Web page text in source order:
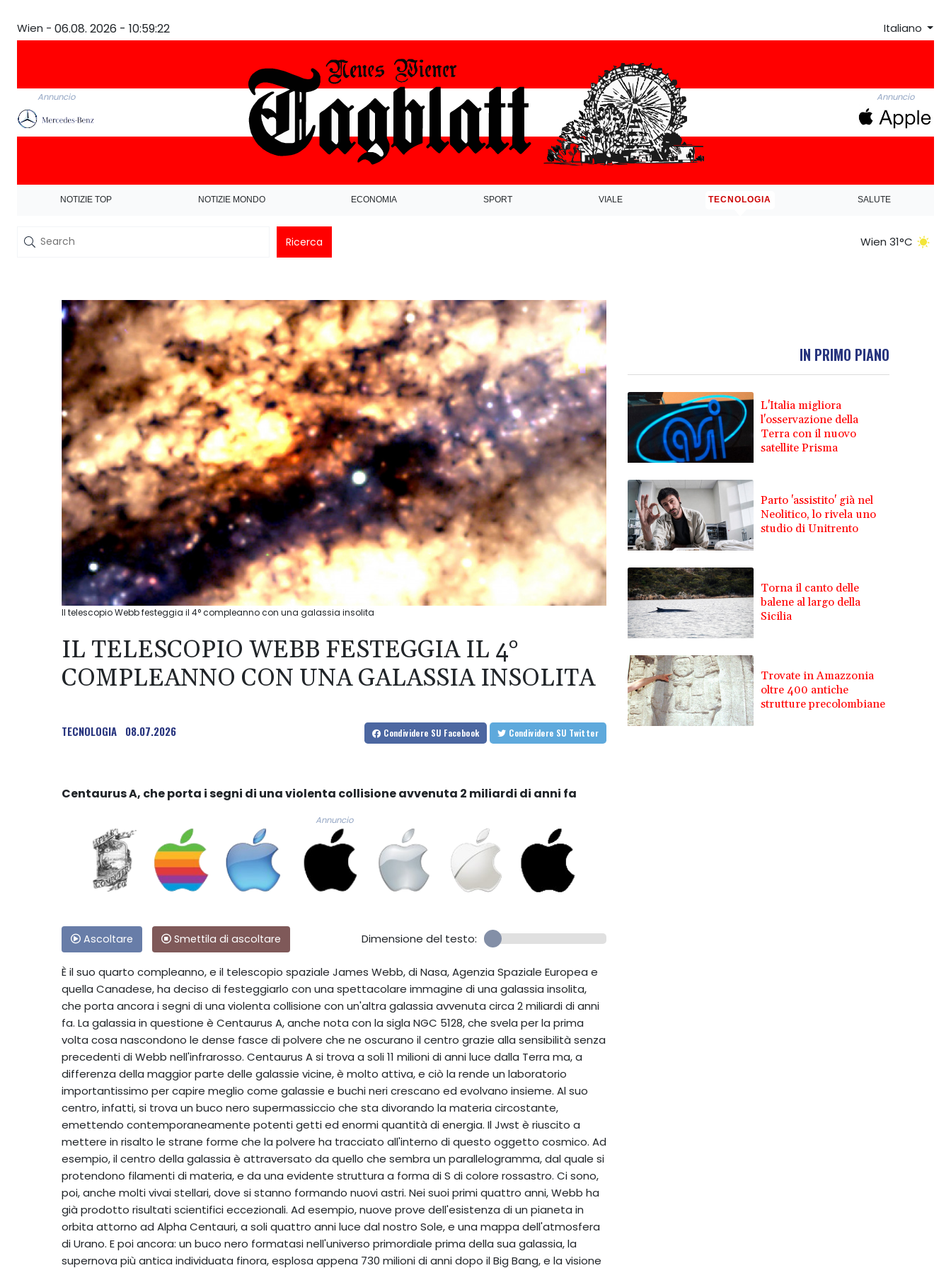
Wien - 06.08. 2026 - 10:59:23 Italiano
Annuncio Annuncio
NOTIZIE TOP NOTIZIE MONDO ECONOMIA SPORT VIALE TECNOLOGIA SALUTE
Ricerca Wien 31°C
Il telescopio Webb festeggia il 4° compleanno con una galassia insolita
IL TELESCOPIO WEBB FESTEGGIA IL 4°
COMPLEANNO CON UNA GALASSIA INSOLITA
TECNOLOGIA 08.07.2026 Condividere SU Facebook Condividere SU Twitter
Centaurus A, che porta i segni di una violenta collisione avvenuta 2 miliardi di anni fa
Annuncio
Ascoltare Smettila di ascoltare Dimensione del testo:
È il suo quarto compleanno, e il telescopio spaziale James Webb, di Nasa, Agenzia Spaziale Europea e
quella Canadese, ha deciso di festeggiarlo con una spettacolare immagine di una galassia insolita,
che porta ancora i segni di una violenta collisione con un'altra galassia avvenuta circa 2 miliardi di anni
fa. La galassia in questione è Centaurus A, anche nota con la sigla NGC 5128, che svela per la prima
volta cosa nascondono le dense fasce di polvere che ne oscurano il centro grazie alla sensibilità senza
precedenti di Webb nell'infrarosso. Centaurus A si trova a soli 11 milioni di anni luce dalla Terra ma, a
differenza della maggior parte delle galassie vicine, è molto attiva, e ciò la rende un laboratorio
importantissimo per capire meglio come galassie e buchi neri crescano ed evolvano insieme. Al suo
centro, infatti, si trova un buco nero supermassiccio che sta divorando la materia circostante,
emettendo contemporaneamente potenti getti ed enormi quantità di energia. Il Jwst è riuscito a
mettere in risalto le strane forme che la polvere ha tracciato all'interno di questo oggetto cosmico. Ad
esempio, il centro della galassia è attraversato da quello che sembra un parallelogramma, dal quale si
protendono filamenti di materia, e da una evidente struttura a forma di S di colore rossastro. Ci sono,
poi, anche molti vivai stellari, dove si stanno formando nuovi astri. Nei suoi primi quattro anni, Webb ha
già prodotto risultati scientifici eccezionali. Ad esempio, nuove prove dell'esistenza di un pianeta in
orbita attorno ad Alpha Centauri, a soli quattro anni luce dal nostro Sole, e una mappa dell'atmosfera
di Urano. E poi ancora: un buco nero formatasi nell'universo primordiale prima della sua galassia, la
supernova più antica individuata finora, esplosa appena 730 milioni di anni dopo il Big Bang, e la visione
IN PRIMO PIANO
L'Italia migliora
l'osservazione della
Terra con il nuovo
satellite Prisma
Parto 'assistito' già nel
Neolitico, lo rivela uno
studio di Unitrento
Torna il canto delle
balene al largo della
Sicilia
Trovate in Amazzonia
oltre 400 antiche
strutture precolombiane